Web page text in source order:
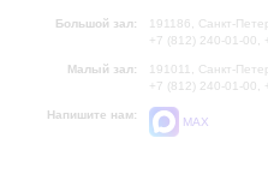
Большой зал:
191186, Санкт-
+7 (812) 240-01-00,
Малый зал:
191011, Санкт-
+7 (812) 240-01-00,
Напишите нам:
MAX